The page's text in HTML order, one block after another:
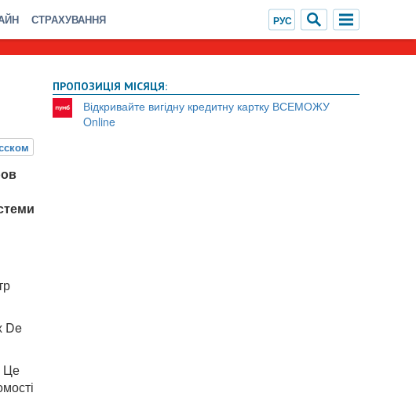
СТРАХУВАННЯ
De
Це
ПРОПОЗИЦІЯ МІСЯЦЯ:
Відкривайте вигідну кредитну картку ВСЕМОЖУ
Online